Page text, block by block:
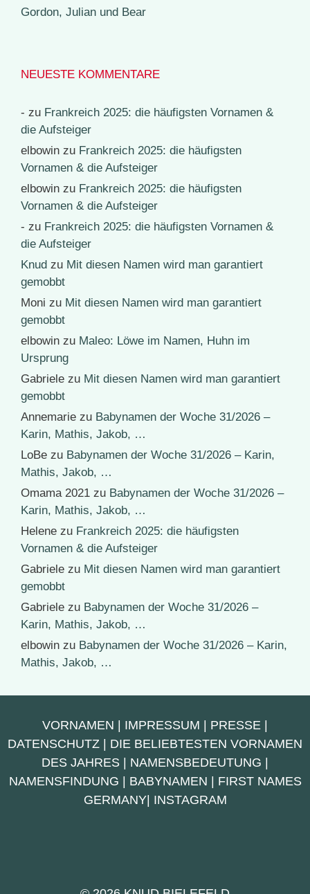
Gordon, Julian und Bear
NEUESTE KOMMENTARE
- zu Frankreich 2025: die häufigsten Vornamen &
die Aufsteiger
elbowin zu Frankreich 2025: die häufigsten
Vornamen & die Aufsteiger
elbowin zu Frankreich 2025: die häufigsten
Vornamen & die Aufsteiger
- zu Frankreich 2025: die häufigsten Vornamen &
die Aufsteiger
Knud zu Mit diesen Namen wird man garantiert
gemobbt
Moni zu Mit diesen Namen wird man garantiert
gemobbt
elbowin zu Maleo: Löwe im Namen, Huhn im
Ursprung
Gabriele zu Mit diesen Namen wird man garantiert
gemobbt
Annemarie zu Babynamen der Woche 31/2026 –
Karin, Mathis, Jakob, …
LoBe zu Babynamen der Woche 31/2026 – Karin,
Mathis, Jakob, …
Omama 2021 zu Babynamen der Woche 31/2026 –
Karin, Mathis, Jakob, …
Helene zu Frankreich 2025: die häufigsten
Vornamen & die Aufsteiger
Gabriele zu Mit diesen Namen wird man garantiert
gemobbt
Gabriele zu Babynamen der Woche 31/2026 –
Karin, Mathis, Jakob, …
elbowin zu Babynamen der Woche 31/2026 – Karin,
Mathis, Jakob, …
VORNAMEN IMPRESSUM PRESSE
DATENSCHUTZ
DIE BELIEBTESTEN VORNAMEN
DES JAHRES
NAMENSBEDEUTUNG
NAMENSFINDUNG
BABYNAMEN
FIRST NAMES
GERMANY| INSTAGRAM